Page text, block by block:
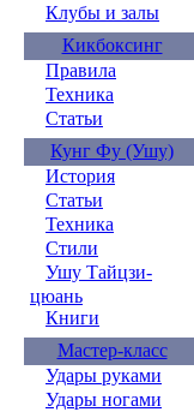
Клубы и залы
Кикбоксинг
Правила
Техника
Статьи
Кунг Фу (Ушу)
История
Статьи
Техника
Стили
Ушу Тайцзи-
цюань
Книги
Мастер-класс
Удары руками
Удары ногами